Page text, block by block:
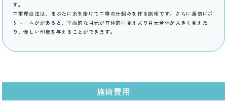
す。
二重埋没法は、まぶたに糸を掛けて二重の仕組みを作る施術です。さらに涙袋にボ
リュームががあると、平面的な目元が立体的に見えより目元全体が大きく見えた
り、優しい印象を与えることができます。
施術費用